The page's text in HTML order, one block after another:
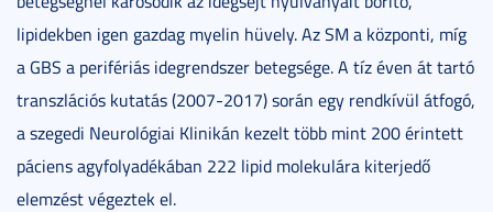
lipidekben igen gazdag myelin hüvely. Az SM a központi, míg
a GBS a perifériás idegrendszer betegsége. A tíz éven át tartó
transzlációs kutatás (2007-2017) során egy rendkívül átfogó,
a szegedi Neurológiai Klinikán kezelt több mint 200 érintett
páciens agyfolyadékában 222 lipid molekulára kiterjedő
elemzést végeztek el.